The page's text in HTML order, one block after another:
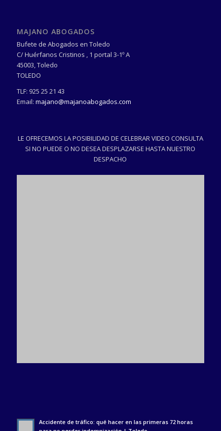
MAJANO ABOGADOS
Bufete de Abogados en Toledo
C/ Huérfanos Cristinos , 1 portal 3-1º A
45003,Toledo
TOLEDO
TLF: 925 25 21 43
Email: majano@majanoabogados.com
LE OFRECEMOS LA POSIBILIDAD DE CELEBRAR VIDEO CONSULTA
SI NO PUEDE O NO DESEA DESPLAZARSE HASTA NUESTRO
DESPACHO
Accidente de tráfico: qué hacer en las primeras 72 horas